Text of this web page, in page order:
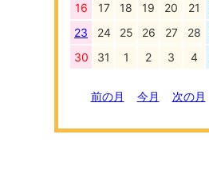
16
17 18 19 20 21
23
24 25 26 27 28
30
31 1 2 3 4
前の月 今月 次の月